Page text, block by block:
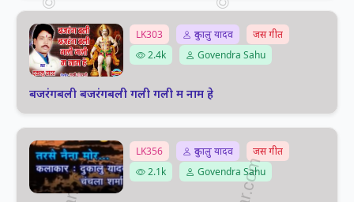
LK303 दुकालु यादव
जस गीत
2.4k
Govendra Sahu
बजरंगबली बजरंगबली गली गली म नाम हे
LK356 दुकालु यादव
जस गीत
2.1k
Govendra Sahu